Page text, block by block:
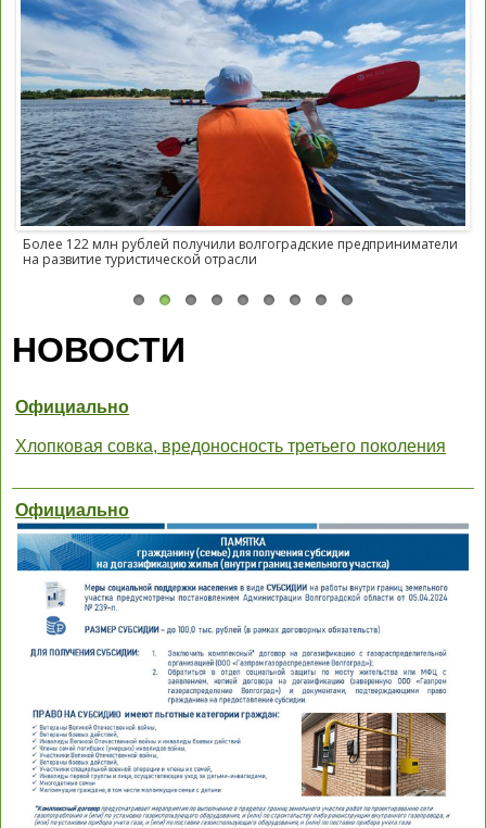
Более 122 млн рублей получили волгоградские предприниматели
на развитие туристической отрасли
НОВОСТИ
Официально
Хлопковая совка, вредоносность третьего поколения
Официально